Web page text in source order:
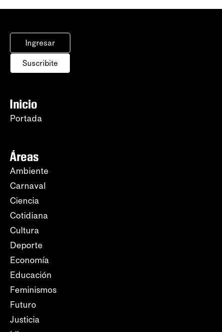
Ingresar
Suscribite
Inicio
Portada
Áreas
Ambiente
Carnaval
Ciencia
Cotidiana
Cultura
Deporte
Economía
Educación
Feminismos
Futuro
Justicia